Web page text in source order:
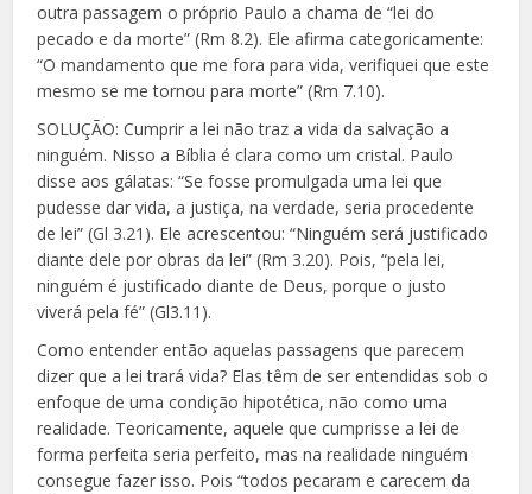
outra passagem o próprio Paulo a chama de “lei do
pecado e da morte” (Rm 8.2). Ele afirma categoricamente:
“O mandamento que me fora para vida, verifiquei que este
mesmo se me tornou para morte” (Rm 7.10).
SOLUÇÃO: Cumprir a lei não traz a vida da salvação a
ninguém. Nisso a Bíblia é clara como um cristal. Paulo
disse aos gálatas: “Se fosse promulgada uma lei que
pudesse dar vida, a justiça, na verdade, seria procedente
de lei” (Gl 3.21). Ele acrescentou: “Ninguém será justificado
diante dele por obras da lei” (Rm 3.20). Pois, “pela lei,
ninguém é justificado diante de Deus, porque o justo
viverá pela fé” (Gl3.11).
Como entender então aquelas passagens que parecem
dizer que a lei trará vida? Elas têm de ser entendidas sob o
enfoque de uma condição hipotética, não como uma
realidade. Teoricamente, aquele que cumprisse a lei de
forma perfeita seria perfeito, mas na realidade ninguém
consegue fazer isso. Pois “todos pecaram e carecem da